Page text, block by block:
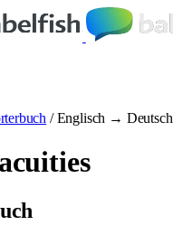
/ Englisch → Deutsch